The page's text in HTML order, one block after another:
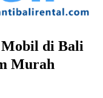
Mobil di Bali
Murah